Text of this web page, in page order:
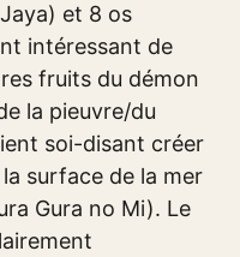
et 8 os
intéressant de
fruits du démon
la pieuvre/du
soi-disant créer
surface de la mer
Gura no Mi). Le